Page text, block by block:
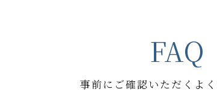
FAQ
事前にご確認いただくよ